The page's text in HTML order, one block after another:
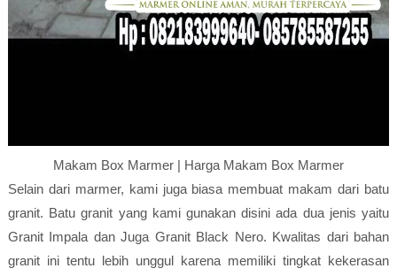
Makam Box Marmer | Harga Makam Box Marmer
Selain dari marmer, kami juga biasa membuat makam dari batu
granit. Batu granit yang kami gunakan disini ada dua jenis yaitu
Granit Impala dan Juga Granit Black Nero. Kwalitas dari bahan
granit ini tentu lebih unggul karena memiliki tingkat kekerasan